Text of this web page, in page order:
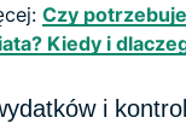
Czy
Kiedy i
i